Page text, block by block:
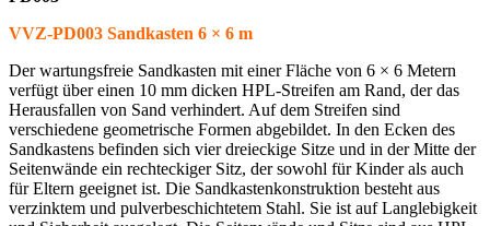
VVZ-PD003 Sandkasten 6 × 6 m
Der wartungsfreie Sandkasten mit einer Fläche von 6 × 6 Metern
verfügt über einen 10 mm dicken HPL-Streifen am Rand, der das
Herausfallen von Sand verhindert. Auf dem Streifen sind
verschiedene geometrische Formen abgebildet. In den Ecken des
Sandkastens befinden sich vier dreieckige Sitze und in der Mitte der
Seitenwände ein rechteckiger Sitz, der sowohl für Kinder als auch
für Eltern geeignet ist. Die Sandkastenkonstruktion besteht aus
verzinktem und pulverbeschichtetem Stahl. Sie ist auf Langlebigkeit